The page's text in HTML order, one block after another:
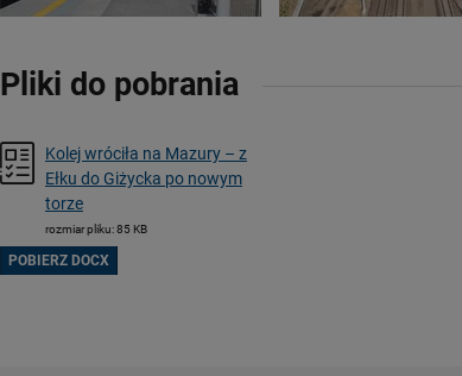
Pliki do pobrania
Kolej wróciła na Mazury – z
Ełku do Giżycka po nowym
torze
rozmiar pliku: 85 KB
POBIERZ DOCX